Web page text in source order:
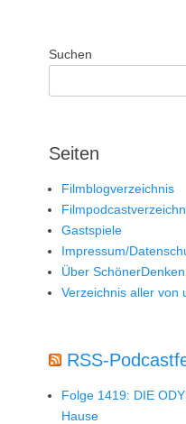
Suchen
Seiten
Filmblogverzeichnis
Gastspiele
Impressum/
Über SchönerDenken
Verzeichnis aller von
RSS-
Folge 1419: DIE
Hause